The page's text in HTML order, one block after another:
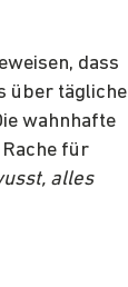
dass
über tägliche
wahnhafte
für
alles